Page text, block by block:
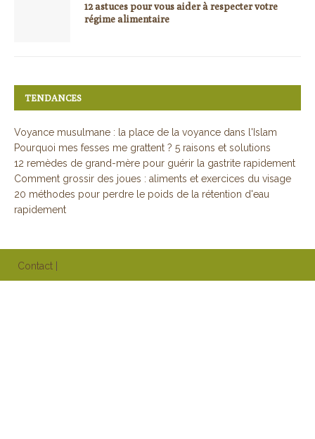
12 astuces pour vous aider à respecter votre
régime alimentaire
TENDANCES
Voyance musulmane : la place de la voyance dans l'Islam
Pourquoi mes fesses me grattent ? 5 raisons et solutions
12 remèdes de grand-mère pour guérir la gastrite rapidement
Comment grossir des joues : aliments et exercices du visage
20 méthodes pour perdre le poids de la rétention d'eau
rapidement
Contact